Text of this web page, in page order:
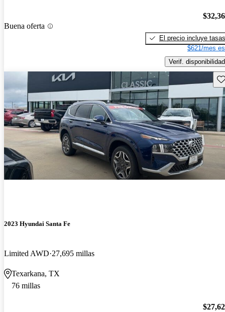
Buena oferta
El precio incluye tasas
$621/mes
Verif. disponibilidad
2023 Hyundai Santa Fe
Limited AWD 27,695 millas
Texarkana, TX
76 millas